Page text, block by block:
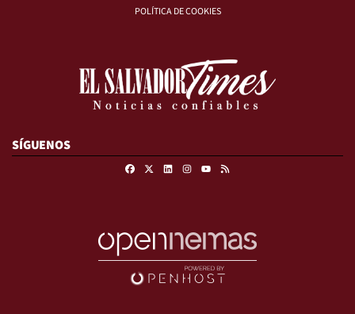
POLÍTICA DE COOKIES
SÍGUENOS
FacebookLinkedinInstagram